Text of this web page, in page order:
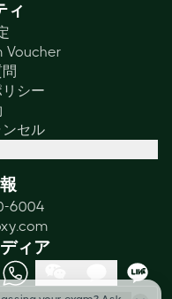
ィ
Voucher
シー
セル
6004
ィア